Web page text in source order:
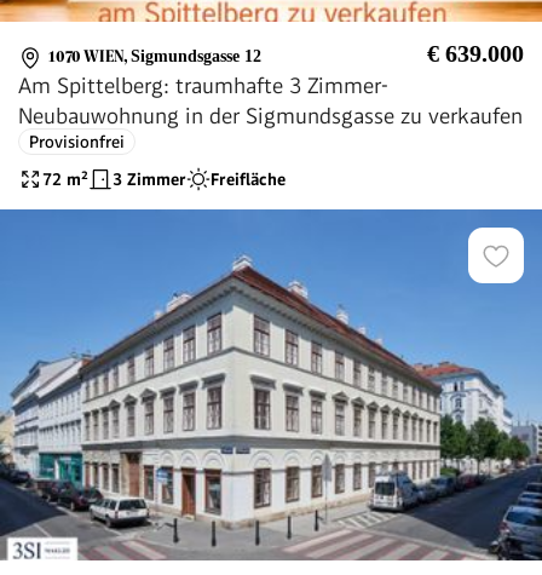
1070 WIEN, Sigmundsgasse 12 € 639.000
Am Spittelberg: traumhafte 3 Zimmer-
Neubauwohnung in der Sigmundsgasse zu verkaufen
Provisionfrei
72 m² 3 Zimmer Freifläche